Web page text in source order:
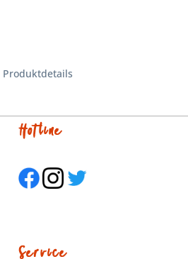
Produktdetails
Hotline
Service